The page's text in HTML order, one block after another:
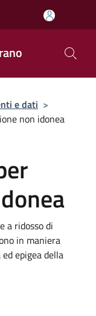
e dati >
non idonea
a ridosso di
in maniera
epigea della